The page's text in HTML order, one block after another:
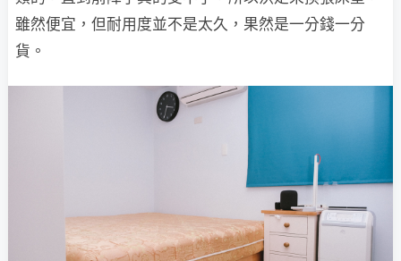
雖然便宜，但耐用度並不是太久，果然是一分錢一分
貨。